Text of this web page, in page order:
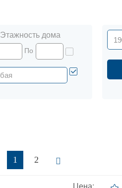
Этажность дома
По
1 2